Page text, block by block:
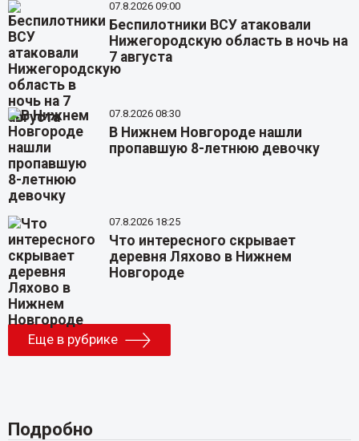
07.8.2026 09:00
Беспилотники ВСУ атаковали
Нижегородскую область в ночь на
7 августа
07.8.2026 08:30
В Нижнем Новгороде нашли
пропавшую 8-летнюю девочку
07.8.2026 18:25
Что интересного скрывает
деревня Ляхово в Нижнем
Новгороде
Еще в рубрике
Подробно